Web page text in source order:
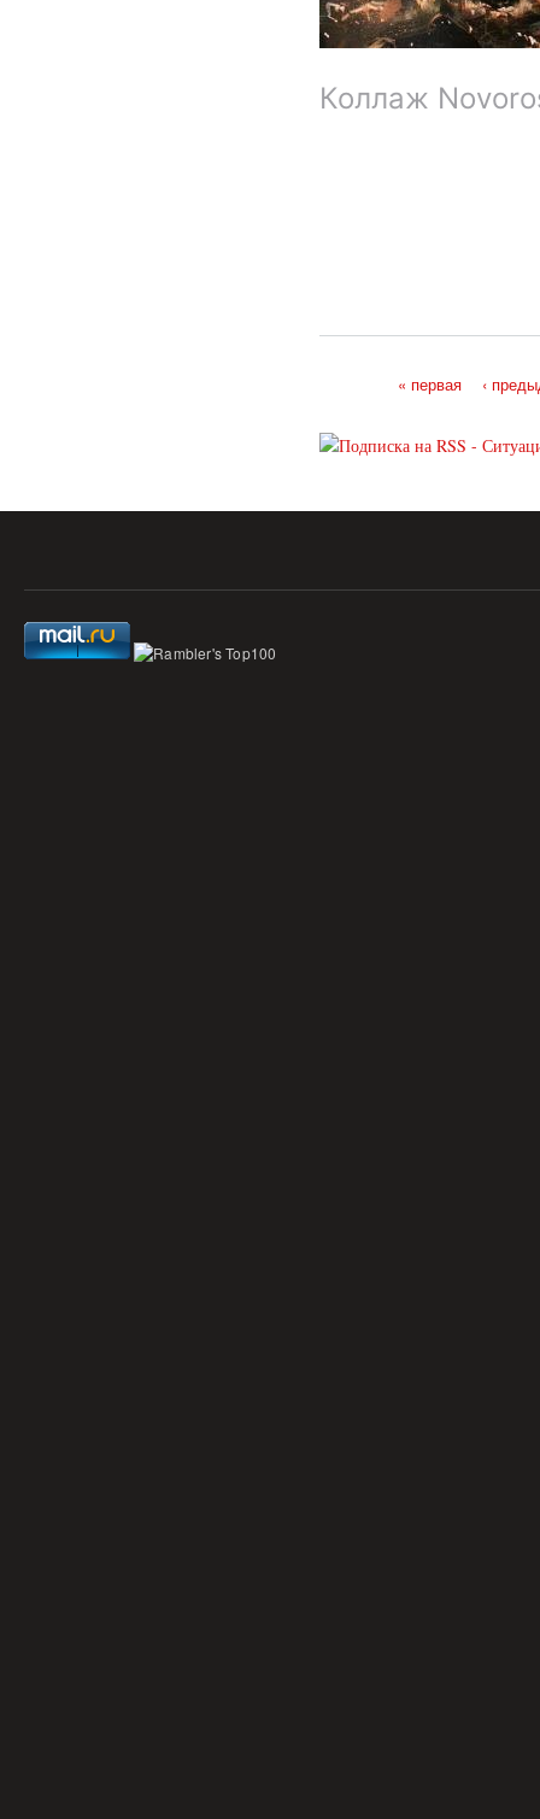
Коллаж
« первая ‹